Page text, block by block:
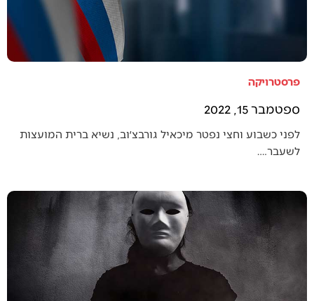
פרסטרויקה
ספטמבר 15, 2022
לפני כשבוע וחצי נפטר מיכאיל גורבצ׳וב, נשיא ברית המועצות
לשעבר.…